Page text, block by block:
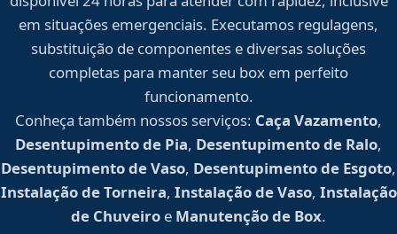
em situações emergenciais. Executamos regulagens,
substituição de componentes e diversas soluções
completas para manter seu box em perfeito
funcionamento.
Conheça também nossos serviços: Caça Vazamento,
Desentupimento de Pia, Desentupimento de Ralo,
Desentupimento de Vaso, Desentupimento de Esgoto,
Instalação de Torneira, Instalação de Vaso, Instalação
de Chuveiro e Manutenção de Box.